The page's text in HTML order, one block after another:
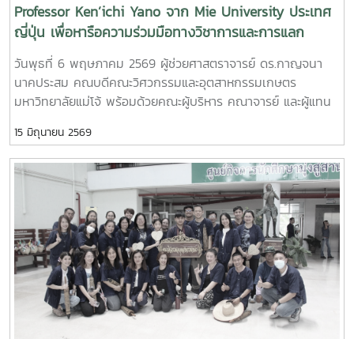
Professor Ken’ichi Yano จาก Mie University ประเทศ
ญี่ปุ่น เพื่อหารือความร่วมมือทางวิชาการและการแลก
เปลี่ยนนักศึกษา
วันพุธที่ 6 พฤษภาคม 2569 ผู้ช่วยศาสตราจารย์ ดร.กาญจนา
นาคประสม คณบดีคณะวิศวกรรมและอุตสาหกรรมเกษตร
มหาวิทยาลัยแม่โจ้ พร้อมด้วยคณะผู้บริหาร คณาจารย์ และผู้แทน
วิทยาศาสตร์การอาหาร หลักสูตรระดับบัณฑิตศึกษา และคณะ
พยาบาลศาสตร์ ร่วมให้การต้อนรับ Professor Ken’ichi Yano
ศาสตราจารย์สาขาวิชาวิศวกรรมเครื่องกล และผู้ช่วยอธิการบดี
ด้านการพัฒนานักวิจัยรุ่นใหม่ จาก Mie University ประเทศ
ญี่ปุ่น ในโอกาสเดินทางมาเยี่ยมชมคณะฯ และหารือแนวทางความ
ร่วมมือทางวิชาการ ณ คณะวิศวกรรมและอุตสาหกรรมเกษตร
มหาวิทยาลัยแม่โจ้ในการนี้ ได้มีการนำเสนอวีดิทัศน์แนะนำ
มหาวิทยาลัยและคณะฯ พร้อมแลกเปลี่ยนแนวทางการสร้างความ
ร่วมมือด้านวิชาการ การวิจัย และการแลกเปลี่ยนนักศึกษาในระดับ
ปริญญาตรีและบัณฑิตศึกษา ระหว่างสองสถาบันProfessor
Ken’ichi Yano ได้นำเสนอผลงานวิจัยในหัวข้อ “Medical,
15 มิถุนายน 2569